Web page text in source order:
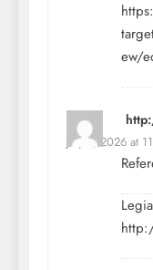
ew/
July 9, 2026 at